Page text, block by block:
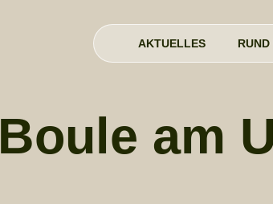
AKTUELLES
Boule am